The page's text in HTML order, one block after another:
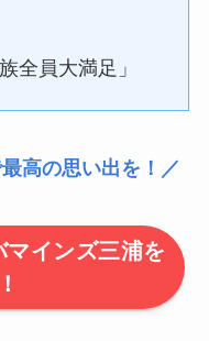
全員大満足」
高の思い出を！／
インズ三浦を